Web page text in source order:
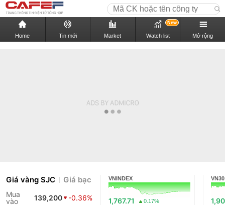
Home Tin mới Market Watch list
New
Mở rộng
Giá vàng SJC Giá bạc
Mua
vào
139,200
-0.36%
VNINDEX
1,767.71 0.17%
VN30